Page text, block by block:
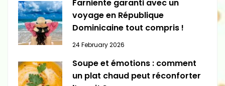
Farniente garanti avec un
voyage en République
Dominicaine tout compris !
24 February 2026
Soupe et émotions : comment
un plat chaud peut réconforter